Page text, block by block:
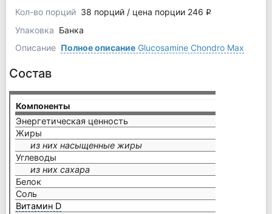
Кол-во порций 38 порций / цена порции 246 q
Упаковка Банка
Описание Полное описаниеGlucosamine Chondro Max
Состав
Компоненты
Энергетическая ценность
Жиры
из них насыщенные жиры
Углеводы
из них сахара
Белок
Соль
Витамин D